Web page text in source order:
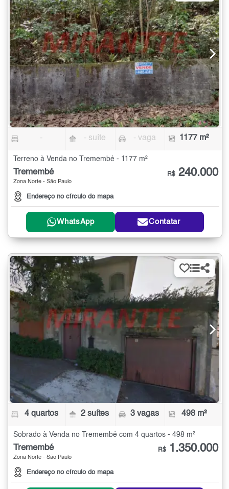
- - suíte - vaga 1177 m²
Terreno à Venda no Tremembé - 1177 m²
Tremembé
Zona Norte - São Paulo
Endereço no círculo do mapa
R$ 240.000
WhatsApp Contatar
4 quartos 2 suítes 3 vagas 498 m²
Sobrado à Venda no Tremembé com 4 quartos - 498 m²
Tremembé
Zona Norte - São Paulo
Endereço no círculo do mapa
R$ 1.350.000